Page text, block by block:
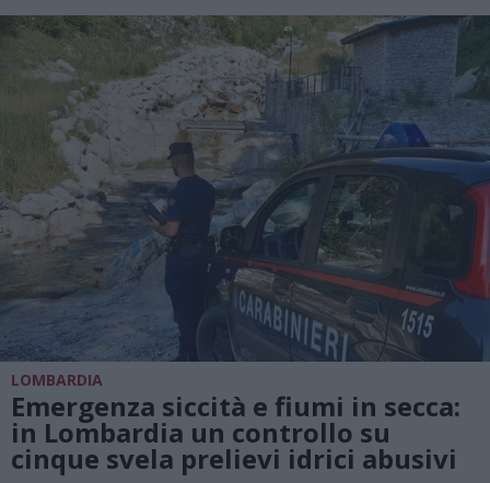
LOMBARDIA
Emergenza siccità e fiumi in secca:
in Lombardia un controllo su
cinque svela prelievi idrici abusivi